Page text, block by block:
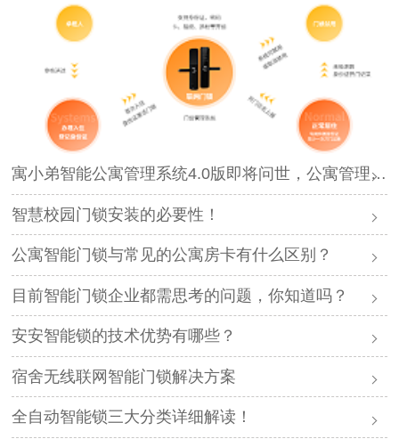
寓小弟智能公寓管理系统4.0版即将问世，公寓管理再升级！
智慧校园门锁安装的必要性！
公寓智能门锁与常见的公寓房卡有什么区别？
目前智能门锁企业都需思考的问题，你知道吗？
安安智能锁的技术优势有哪些？
宿舍无线联网智能门锁解决方案
全自动智能锁三大分类详细解读！